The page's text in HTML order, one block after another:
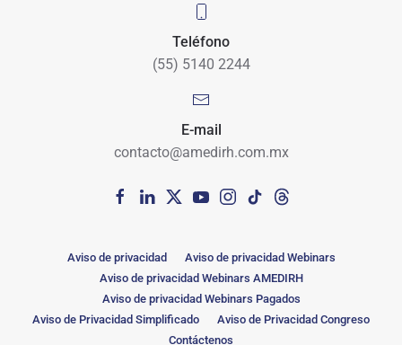
Teléfono
(55) 5140 2244
E-mail
contacto@amedirh.com.mx
Aviso de privacidad
Aviso de privacidad Webinars
Aviso de privacidad Webinars AMEDIRH
Aviso de privacidad Webinars Pagados
Aviso de Privacidad Simplificado
Aviso de Privacidad Congreso
Contáctenos